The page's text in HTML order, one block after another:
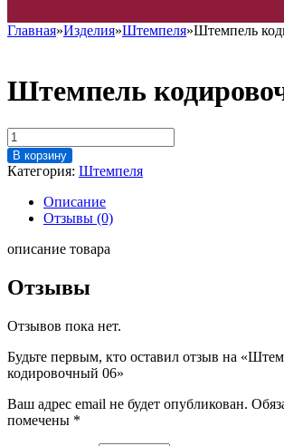
Главная»Изделия»Штемпеля»Штемпель
Штемпель
Количество
товара
Штемпель
кодировочный
В корзину
Категория: Штемпеля
Описание
Отзывы (0)
описание товара
Отзывы
Отзывов пока нет.
Будьте первым, кто оставил отзыв на
кодировочный 06»
Ваш адрес email не будет опубликован.
помечены *